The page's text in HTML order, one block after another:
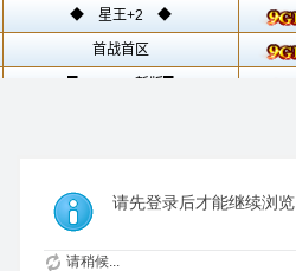
请先登录后才能继续浏览
请稍候...